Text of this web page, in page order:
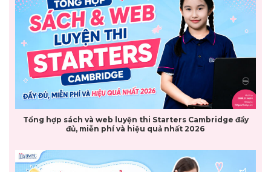
Tổng hợp sách và web luyện thi Starters Cambridge đầy
đủ, miễn phí và hiệu quả nhất 2026